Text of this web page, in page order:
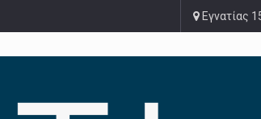
Εγνατίας